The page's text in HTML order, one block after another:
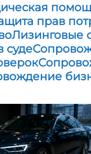
прав
Лизинговые
суде